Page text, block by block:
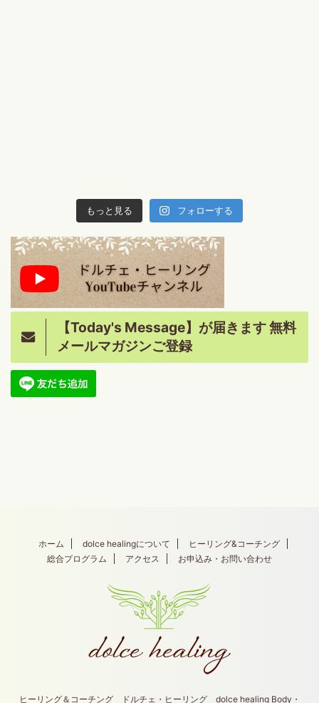
もっと見る フォローする
【Today's Message】が届きます 無料
メールマガジンご登録
ホーム dolce healingについて
ヒーリング&コーチング
総合プログラム
アクセス お申込み・お問い合わせ
ヒーリング＆コーチング ドルチェ・ヒーリング dolce healing Body・